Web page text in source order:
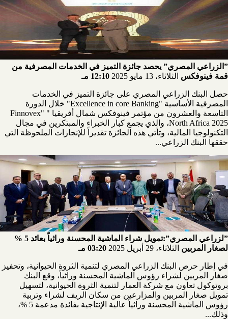
”الزراعي المصري” يحصد جائزة التميز في الخدمات المصرفية من
قمة فينوفكس الثلاثاء، 13 مايو 2025 12:10 مـ
حصل البنك الزراعي المصري على جائزة التميز في الخدمات
المصرفية الأساسية "Excellence in core Banking" خلال الدورة
التاسعة والعشرون من مؤتمر فينوفكس شمال أفريقيا " "Finnovex
North Africa 2025، والذي يجمع كبار الخبراء والمبتكرين في مجال
التكنولوجيا المالية، وتأتي هذه الجائزة تقديراً للإنجازات الملحوظة التي
حققها البنك الزراعي...
”لزراعي المصري”:تمويل شراء الماشية المحسنة وراثياً بعائد 5 %
لصغار المربين الثلاثاء، 29 أبريل 2025 03:20 مـ
في إطار حرص البنك الزراعي المصري لتنمية الثروة الحيوانية، وتحفيز
صغار المربين لشراء رؤوس الماشية المحسنة وراثياً، وقع البنك
بروتوكول تعاون مع شركة العمار لتنمية الثروة الحيوانية، لتسهيل
تمويل صغار المربين والمزارعين من سكان الريف لشراء وتربية
رؤوس الماشية المحسنة وراثياً عالية الإنتاجية بفائدة مدعمة 5 %،
وذلك...